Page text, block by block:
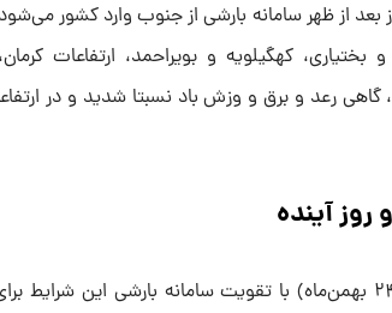
بعد از ظهر سامانه بارشی از جنوب وارد کشور
بختیاری، کهگیلویه و بویراحمد، ارتفاعات
گاهی رعد و برق و وزش باد نسبتا شدید و در
آینده
او اضافه کرد: چهارشنبه (۲۴ بهمن‌ماه) با تقویت سامانه بارشی